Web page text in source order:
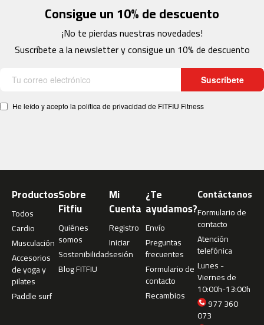
0
i
c
d
o
o
r
e
s
p
-
Consigue un 10% de descuento
¡No te pierdas nuestras novedades!
Suscríbete a la newsletter y consigue un 10% de descuento
Suscríbete
He leído y acepto la política de privacidad de FITFIU Fitness
Productos
Todos
Cardio
Musculación
Accesorios
de yoga y
pilates
Paddle surf
Sobre
Fitfiu
Quiénes
somos
Sostenibilidad
Blog FITFIU
Mi
Cuenta
Registro
Iniciar
sesión
¿Te
ayudamos?
Envío
Preguntas
frecuentes
Formulario de
contacto
Recambios
Contáctanos
Formulario de
contacto
Atención
telefónica
Lunes -
Viernes de
10:00h-13:00h
977 360
073